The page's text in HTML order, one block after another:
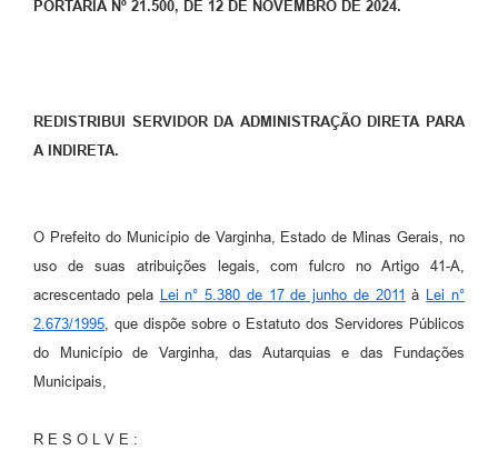
PORTARIA Nº 21.500, DE 12 DE NOVEMBRO DE 2024.
REDISTRIBUI SERVIDOR DA ADMINISTRAÇÃO DIRETA PARA
A INDIRETA.
O Prefeito do Município de Varginha, Estado de Minas Gerais, no
uso de suas atribuições legais, com fulcro no Artigo 41-A,
acrescentado pela Lei n° 5.380 de 17 de junho de 2011 à Lei n°
2.673/1995, que dispõe sobre o Estatuto dos Servidores Públicos
do Município de Varginha, das Autarquias e das Fundações
Municipais,
R E S O L V E :